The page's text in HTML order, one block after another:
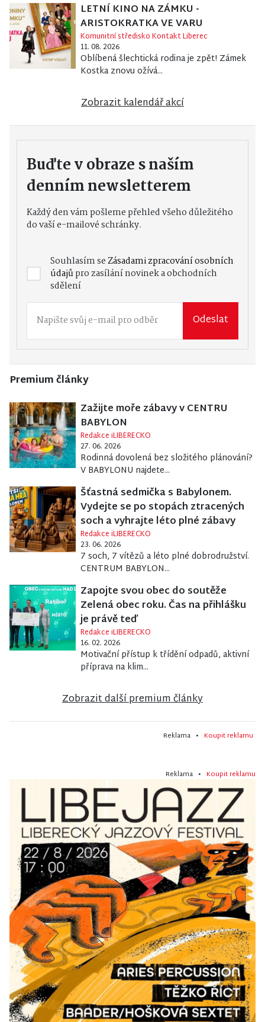
LETNÍ KINO NA ZÁMKU -
ARISTOKRATKA VE VARU
Komunitní středisko Kontakt Liberec
11. 08. 2026
Oblíbená šlechtická rodina je zpět! Zámek
Kostka znovu ožívá...
Zobrazit kalendář akcí
Buďte v obraze s naším
denním newsletterem
Každý den vám pošleme přehled všeho důležitého
do vaší e-mailové schránky.
Souhlasím seZásadami zpracování osobních
údajůpro zasílání novinek a obchodních
sdělení
Odeslat
Premium články
Zažijte moře zábavy v CENTRU
BABYLON
Redakce iLIBERECKO
27. 06. 2026
Rodinná dovolená bez složitého plánování?
V BABYLONU najdete...
Šťastná sedmička s Babylonem.
Vydejte se po stopách ztracených
soch a vyhrajte léto plné zábavy
Redakce iLIBERECKO
23. 06. 2026
7 soch, 7 vítězů a léto plné dobrodružství.
CENTRUM BABYLON...
Zapojte svou obec do soutěže
Zelená obec roku. Čas na přihlášku
je právě teď
Redakce iLIBERECKO
16. 02. 2026
Motivační přístup k třídění odpadů, aktivní
příprava na klim...
Zobrazit další premium články
Reklama • Koupit reklamu
Reklama • Koupit reklamu